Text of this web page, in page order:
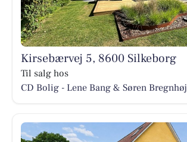
Kirsebærvej 5, 8600 Silkeborg
Til salg hos
CD Bolig - Lene Bang & Søren Bregnhøj